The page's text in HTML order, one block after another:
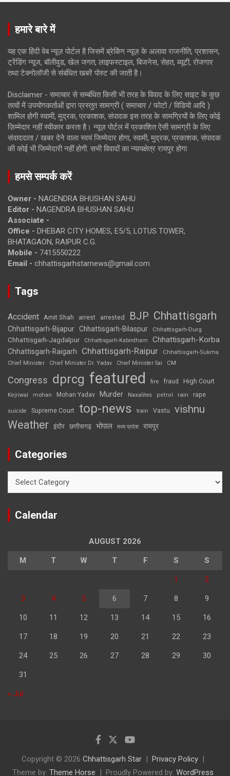
हमारे बारे में
यह एक हिंदी वेब न्यूज़ पोर्टल है जिसमें ब्रेकिंग न्यूज़ के अलावा राजनीति, प्रशासन,
ट्रेंडिंग न्यूज, बॉलीवुड, खेल जगत, लाइफस्टाइल, बिजनेस, सेहत, ब्यूटी, रोजगार
तथा टेक्नोलॉजी से संबंधित खबरें पोस्ट की जाती है।
Disclaimer - समाचार से सम्बंधित किसी भी तरह के विवाद के लिए साइट के कुछ
तत्वों में उपयोगकर्ताओं द्वारा प्रस्तुत सामग्री ( समाचार / फोटो / विडियो आदि )
शामिल होगी स्वामी, मुद्रक, प्रकाशक, संपादक इस तरह के सामग्रियों के लिए कोई
ज़िम्मेदार नहीं स्वीकार करता है। न्यूज़ पोर्टल में प्रकाशित ऐसी सामग्री के लिए
संवाददाता / खबर देने वाला स्वयं जिम्मेदार होगा, स्वामी, मुद्रक, प्रकाशक, संपादक
की कोई भी जिम्मेदारी नहीं होगी. सभी विवादों का न्यायक्षेत्र रायपुर होगा
हमसे सम्पर्क करें
Owner - NAGENDRA BHUSHAN SAHU
Editor - NAGENDRA BHUSHAN SAHU
Associate -
Office - DHEBAR CITY HOMES, E5/5, LOTUS TOWER,
BHATAGAON, RAIPUR C.G.
Mobile - 7415550222
Email - chhattisgarhstarnews@gmail.com
Tags
Accident Amit Shah arrest arrested BJP Chhattisgarh
Chhattisgarh-Bijapur Chhattisgarh-Bilaspur Chhattisgarh-Durg
Chhattisgarh-Jagdalpur Chhattisgarh-Kabirdham Chhattisgarh-Korba
Chhattisgarh-Raigarh Chhattisgarh-Raipur
Chhattisgarh-Sukma
Chief Minister
Chief Minister Dr. Yadav Chief Minister Sai CM
Congress dprcg featured fire fraud High Court
Kejriwal mohan Mohan Yadav Murder Naxalites petrol rain rape
suicide Supreme Court top-news train Vastu vishnu
Weather इंदौर छत्तीसगढ़ भोपाल मध्य प्रदेश रायपुर
Categories
Calendar
AUGUST 2026
M T W T F S S
1 2
3 4 5 6 7 8 9
10 11 12 13 14 15 16
17 18 19 20 21 22 23
24 25 26 27 28 29 30
31
« Jul
Copyright © 2026 Chhattisgarh Star
Privacy Policy
Theme by: Theme Horse Proudly Powered by: WordPress